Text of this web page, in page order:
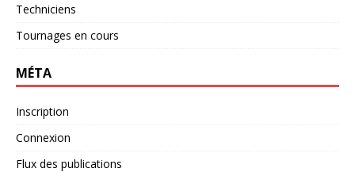
Techniciens
Tournages en cours
MÉTA
Inscription
Connexion
Flux des publications